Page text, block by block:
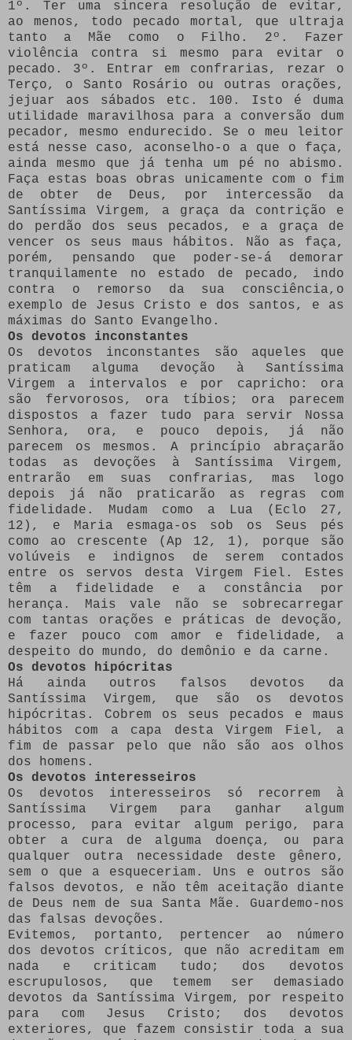
1º. Ter uma sincera resolução de evitar,
ao menos, todo pecado mortal, que ultraja
tanto a Mãe como o Filho. 2º. Fazer
violência contra si mesmo para evitar o
pecado. 3º. Entrar em confrarias, rezar o
Terço, o Santo Rosário ou outras orações,
jejuar aos sábados etc. 100. Isto é duma
utilidade maravilhosa para a conversão dum
pecador, mesmo endurecido. Se o meu leitor
está nesse caso, aconselho-o a que o faça,
ainda mesmo que já tenha um pé no abismo.
Faça estas boas obras unicamente com o fim
de obter de Deus, por intercessão da
Santíssima Virgem, a graça da contrição e
do perdão dos seus pecados, e a graça de
vencer os seus maus hábitos. Não as faça,
porém, pensando que poder-se-á demorar
tranquilamente no estado de pecado, indo
contra o remorso da sua consciência,o
exemplo de Jesus Cristo e dos santos, e as
máximas do Santo Evangelho.
Os devotos inconstantes
Os devotos inconstantes são aqueles que
praticam alguma devoção à Santíssima
Virgem a intervalos e por capricho: ora
são fervorosos, ora tíbios; ora parecem
dispostos a fazer tudo para servir Nossa
Senhora, ora, e pouco depois, já não
parecem os mesmos. A princípio abraçarão
todas as devoções à Santíssima Virgem,
entrarão em suas confrarias, mas logo
depois já não praticarão as regras com
fidelidade. Mudam como a Lua (Eclo 27,
12), e Maria esmaga-os sob os Seus pés
como ao crescente (Ap 12, 1), porque são
volúveis e indignos de serem contados
entre os servos desta Virgem Fiel. Estes
têm a fidelidade e a constância por
herança. Mais vale não se sobrecarregar
com tantas orações e práticas de devoção,
e fazer pouco com amor e fidelidade, a
despeito do mundo, do demônio e da carne.
Os devotos hipócritas
Há ainda outros falsos devotos da
Santíssima Virgem, que são os devotos
hipócritas. Cobrem os seus pecados e maus
hábitos com a capa desta Virgem Fiel, a
fim de passar pelo que não são aos olhos
dos homens.
Os devotos interesseiros
Os devotos interesseiros só recorrem à
Santíssima Virgem para ganhar algum
processo, para evitar algum perigo, para
obter a cura de alguma doença, ou para
qualquer outra necessidade deste gênero,
sem o que a esqueceriam. Uns e outros são
falsos devotos, e não têm aceitação diante
de Deus nem de sua Santa Mãe. Guardemo-nos
das falsas devoções.
Evitemos, portanto, pertencer ao número
dos devotos críticos, que não acreditam em
nada e criticam tudo; dos devotos
escrupulosos, que temem ser demasiado
devotos da Santíssima Virgem, por respeito
para com Jesus Cristo; dos devotos
exteriores, que fazem consistir toda a sua